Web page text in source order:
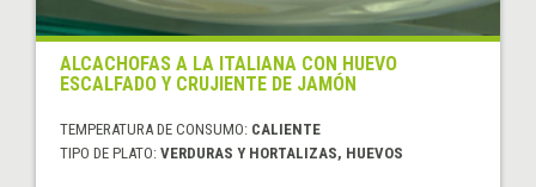
ALCACHOFAS A LA ITALIANA CON HUEVO
ESCALFADO Y CRUJIENTE DE JAMÓN
TEMPERATURA DE CONSUMO: CALIENTE
TIPO DE PLATO: VERDURAS Y HORTALIZAS, HUEVOS